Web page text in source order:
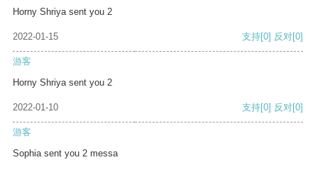
Horny Shriya sent you 2
2022-01-15 支持[0] 反对[0]
游客
Horny Shriya sent you 2
2022-01-10 支持[0] 反对[0]
游客
Sophia sent you 2 messa